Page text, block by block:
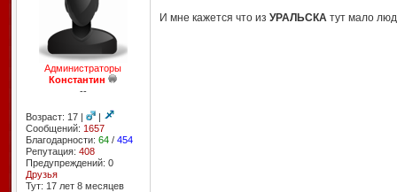
Администраторы
Константин
--
Возраст: 17 |
|
Сообщений: 1657
Благодарности: 64/ 454
Репутация: 408
Предупреждений: 0
Друзья
Тут: 17 лет 8 месяцев
И мне кажется что из УРАЛЬСКАтут мало